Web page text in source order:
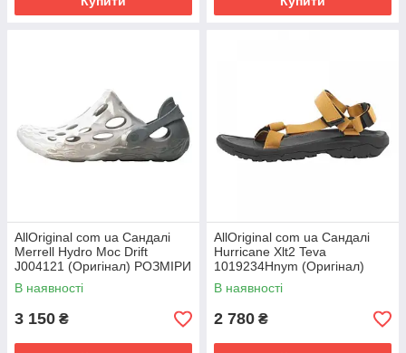
AllOriginal com ua Сандалі
Merrell Hydro Moc Drift
J004121 (Оригінал) РОЗМІРИ
ЗАПИТУЙТЕ
В наявності
3 150 ₴
AllOriginal com ua Сандалі
Hurricane Xlt2 Teva
1019234Hnym (Оригінал)
РОЗМІРИ ЗАПИТУЙТЕ
В наявності
2 780 ₴